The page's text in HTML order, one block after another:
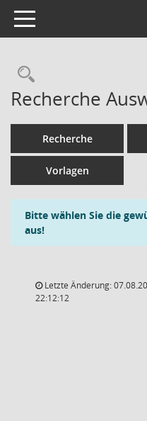
Toggle navigation
Recherche
Recherche
Vorlagen
Bitte wählen Sie die
aus!
Letzte Änderung:
22:12:12